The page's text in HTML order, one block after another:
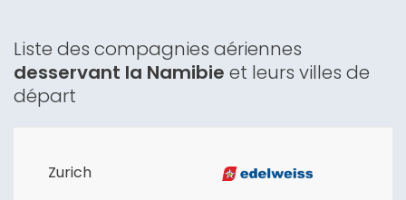
Liste des compagnies aériennes
desservant la Namibie et leurs villes de
départ
Zurich